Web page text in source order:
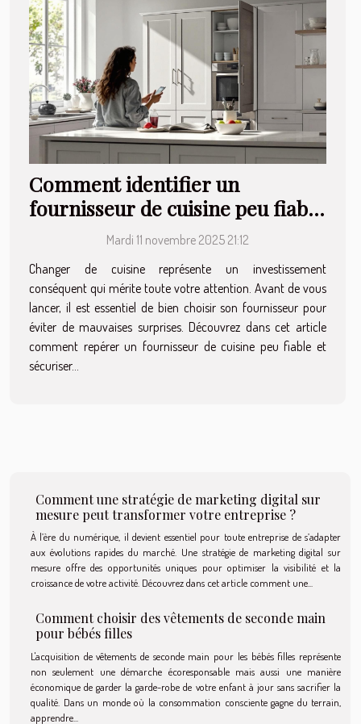
Comment identifier un
fournisseur de cuisine peu fiable
Mardi 11 novembre 2025 21:12
Changer de cuisine représente un investissement
conséquent qui mérite toute votre attention. Avant de vous
lancer, il est essentiel de bien choisir son fournisseur pour
éviter de mauvaises surprises. Découvrez dans cet article
comment repérer un fournisseur de cuisine peu fiable et
sécuriser...
Comment une stratégie de marketing digital sur
mesure peut transformer votre entreprise ?
À l’ère du numérique, il devient essentiel pour toute entreprise de s’adapter
aux évolutions rapides du marché. Une stratégie de marketing digital sur
mesure offre des opportunités uniques pour optimiser la visibilité et la
croissance de votre activité. Découvrez dans cet article comment une...
Comment choisir des vêtements de seconde main
pour bébés filles
L'acquisition de vêtements de seconde main pour les bébés filles représente
non seulement une démarche écoresponsable mais aussi une manière
économique de garder la garde-robe de votre enfant à jour sans sacrifier la
qualité. Dans un monde où la consommation consciente gagne du terrain,
apprendre...